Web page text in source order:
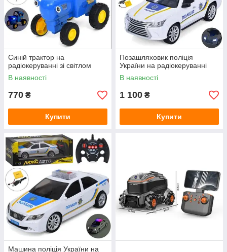
Синій трактор на
радіокеруванні зі світлом
В наявності
770 ₴
Купити
Позашляховик поліція
України на радіокеруванні
В наявності
1 100 ₴
Купити
Машина поліція України на